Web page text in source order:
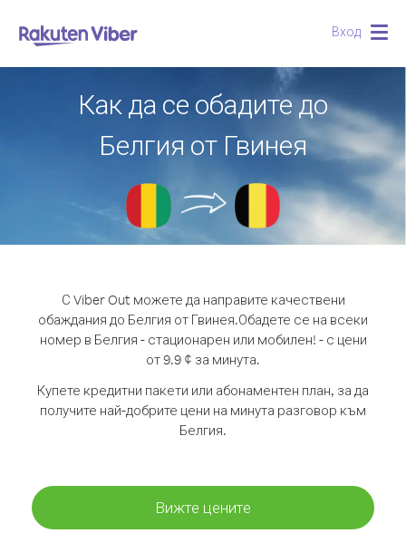
Вход
Как да се обадите до
Белгия от Гвинея
С Viber Out можете да направите качествени
обаждания до Белгия от Гвинея.Обадете се на всеки
номер в Белгия - стационарен или мобилен! - с цени
от 9.9 ¢ за минута.
Купете кредитни пакети или абонаментен план, за да
получите най-добрите цени на минута разговор към
Белгия.
Вижте цените